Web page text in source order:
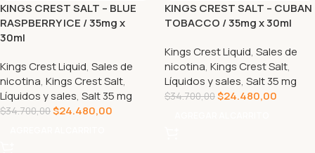
KINGS CREST SALT – BLUE
RASPBERRY ICE / 35mg x
30ml
Kings Crest Liquid, Sales de
nicotina, Kings Crest Salt,
Líquidos y sales, Salt 35 mg
$34.700,00$24.480,00
KINGS CREST SALT – CUBAN
TOBACCO / 35mg x 30ml
Kings Crest Liquid, Sales de
nicotina, Kings Crest Salt,
Líquidos y sales, Salt 35 mg
$34.700,00$24.480,00